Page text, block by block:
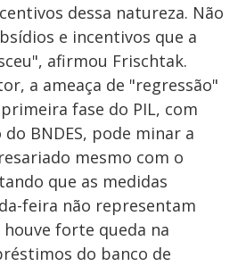
dessa natureza. Não
e incentivos que a
afirmou Frischtak.
a ameaça de "regressão"
fase do PIL, com
BNDES, pode minar a
mesmo com o
que as medidas
feira não representam
forte queda na
do banco de